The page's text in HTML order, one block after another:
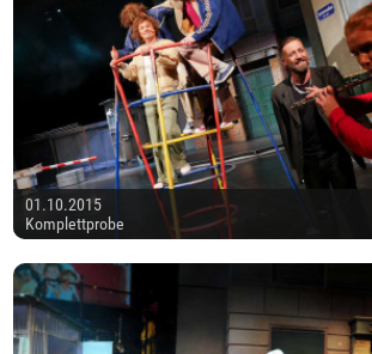
01.10.2015
Komplettprobe